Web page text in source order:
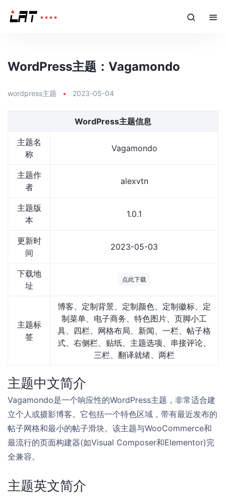
WordPress主题：Vagamondo
wordpress主题 • 2023-05-04
WordPress主题信息
主题名
称
Vagamondo
主题作
者
alexvtn
主题版
本
1.0.1
更新时
间
2023-05-03
下载地
址
点此下载
主题标
签
博客、定制背景、定制颜色、定制徽标、定
制菜单、电子商务、特色图片、页脚小工
具、四栏、网格布局、新闻、一栏、帖子格
式、右侧栏、贴纸、主题选项、串接评论、
三栏、翻译就绪、两栏
主题中文简介
Vagamondo是一个响应性的WordPress主题，非常适合建
立个人或摄影博客。它包括一个特色区域，带有最近发布的
帖子网格和最小的帖子滑块。该主题与WooCommerce和
最流行的页面构建器(如Visual Composer和Elementor)完
全兼容。
主题英文简介